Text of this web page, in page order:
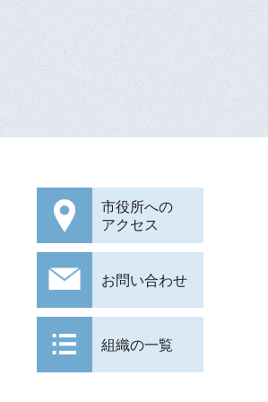
市役所への
アクセス
お問い合わせ
組織の一覧